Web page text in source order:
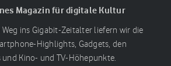
Magazin für digitale Kultur
ins Gigabit-Zeitalter liefern wir die
Highlights, Gadgets, den
und Kino- und TV-Höhepunkte.